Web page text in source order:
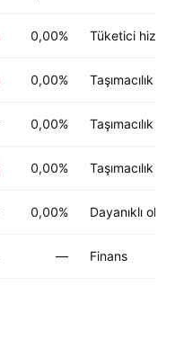
0,00% Tüketici
0,00% Taşımacılık
0,00% Taşımacılık
0,00% Taşımacılık
0,00% Dayanıklı
— Finans